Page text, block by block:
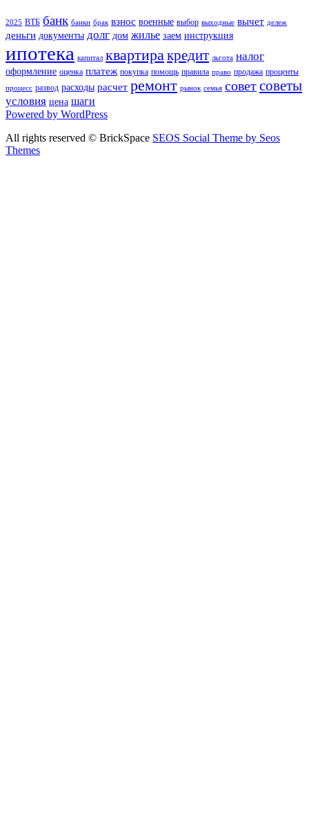
2025 ВТБ банк банки брак взнос военные выбор выходные вычет дележ
деньги документы долг дом жилье заем инструкция
ипотека капитал квартиракредит льгота налог
оформление оценка платеж покупка помощь правила право продажа проценты
процесс развод расходы расчет ремонт рынок семья советсоветы
условия цена шаги
Powered by WordPress
All rights reserved © BrickSpace SEOS Social Theme by Seos
Themes